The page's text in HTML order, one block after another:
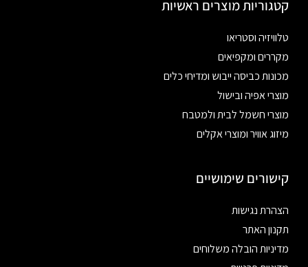
קטגוריות מוצרים ראשיות
טלוויזיה וסטריאו
מקררים ומקפיאים
מכונות כביסה ייבוש ומדיחי כלים
מוצרי אפיה ובישול
מוצרי חשמל לבית ולמטבח
מיזוג אוויר ומוצרי אקלים
קישורים שימושיים
הצהרת נגישות
תקנון האתר
מדיניות הובלה משלוחים